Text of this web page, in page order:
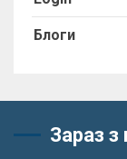
Блоги
Зараз з